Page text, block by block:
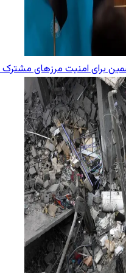
برای امنیت مرزهای مشترک